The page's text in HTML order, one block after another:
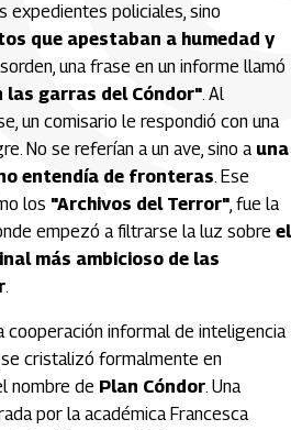
expedientes policiales, sino
que apestaban a humedad y
una frase en un informe llamó
las garras del Cóndor". Al
un comisario le respondió con una
No se referían a un ave, sino a una
entendía de fronteras. Ese
los "Archivos del Terror", fue la
empezó a filtrarse la luz sobre el
más ambicioso de las
.
cooperación informal de inteligencia
cristalizó formalmente en
nombre de Plan Cóndor. Una
por la académica Francesca